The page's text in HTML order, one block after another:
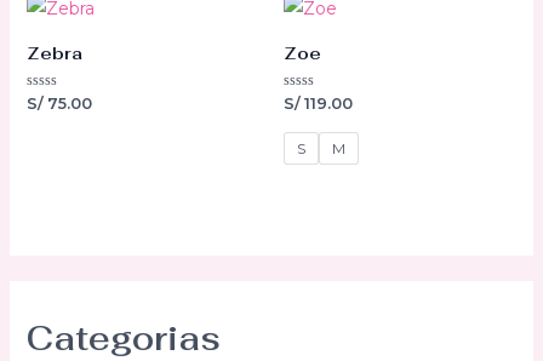
Categorias
Zebra
Valorado
S/75.00
Zoe
Valorado
0
5
S/ 119.00
S M